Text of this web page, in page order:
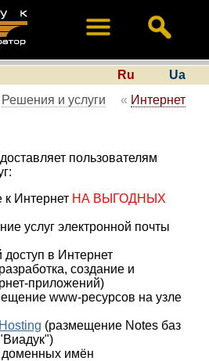
Ru
Ua
Решения и услуги « Интернет
пользователям
Интернет НА ВЫГОДНЫХ
услуг электронной почты
в Интернет
создание и
приложений)
www-ресурсов на узле
(размещение Notes баз
доменных имён